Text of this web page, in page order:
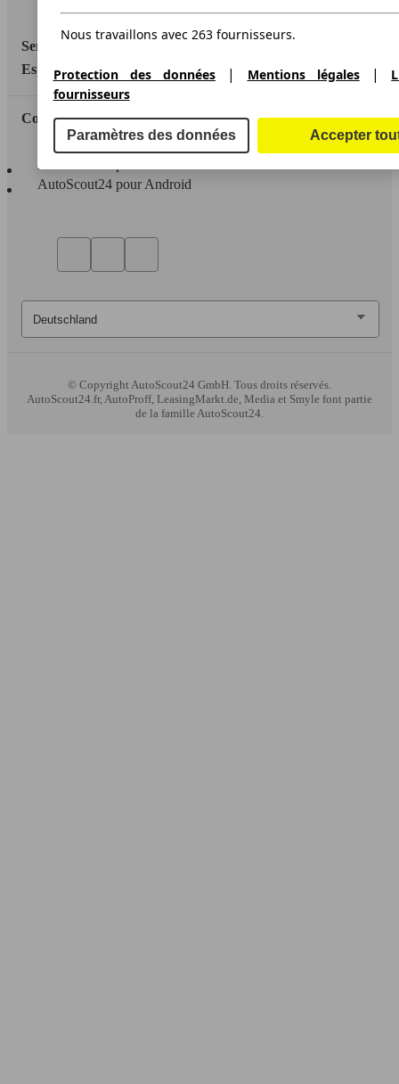
Service
Espace Pro
Contact
AutoScout24 pour iOS
AutoScout24 pour Android
© CopyrightAutoScout24 GmbH. Tous droits réservés.
AutoScout24.fr, AutoProff, LeasingMarkt.de, Media et Smyle font partie
de la famille AutoScout24.
Nous travaillons avec 263 fournisseurs.
Protection des données | Mentions légales|
fournisseurs
Paramètres des données Accepter